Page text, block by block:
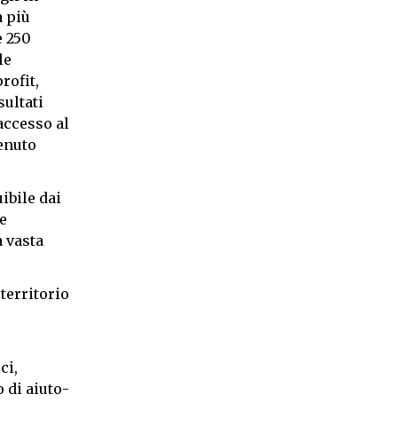
più
al
dai
vasta
territorio
di aiuto-